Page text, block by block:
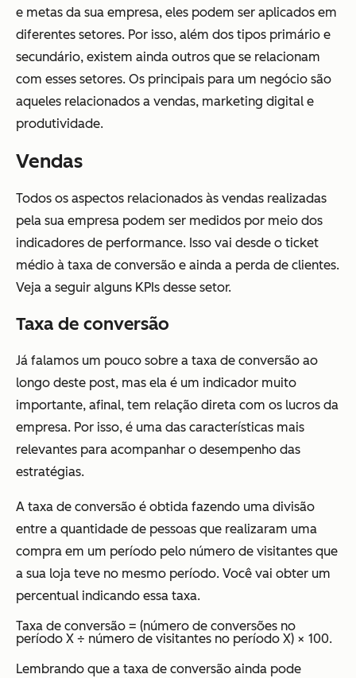
e metas da sua empresa, eles podem ser aplicados em
diferentes setores. Por isso, além dos tipos primário e
secundário, existem ainda outros que se relacionam
com esses setores. Os principais para um negócio são
aqueles relacionados a vendas, marketing digital e
produtividade.
Vendas
Todos os aspectos relacionados às vendas realizadas
pela sua empresa podem ser medidos por meio dos
indicadores de performance. Isso vai desde o ticket
médio à taxa de conversão e ainda a perda de clientes.
Veja a seguir alguns KPIs desse setor.
Taxa de conversão
Já falamos um pouco sobre a taxa de conversão ao
longo deste post, mas ela é um indicador muito
importante, afinal, tem relação direta com os lucros da
empresa. Por isso, é uma das características mais
relevantes para acompanhar o desempenho das
estratégias.
A taxa de conversão é obtida fazendo uma divisão
entre a quantidade de pessoas que realizaram uma
compra em um período pelo número de visitantes que
a sua loja teve no mesmo período. Você vai obter um
percentual indicando essa taxa.
Taxa de conversão = (número de conversões no
período X ÷ número de visitantes no período X) × 100.
Lembrando que a taxa de conversão ainda pode